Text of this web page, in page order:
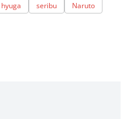
hyuga seribu
Naruto